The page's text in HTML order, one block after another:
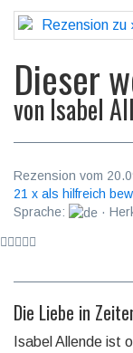
Dieser
von Isabel
Rezension vom
21 x als hilfreich
Sprache:
·
Die Liebe in
Isabel Allende ist